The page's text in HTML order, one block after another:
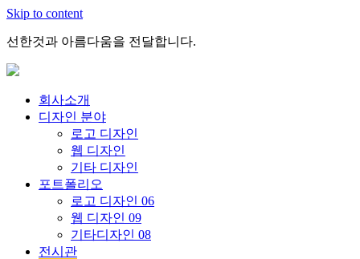
Skip to content
선한것과 아름다움을 전달합니다.
회사소개
디자인 분야
로고 디자인
웹 디자인
기타 디자인
포트폴리오
로고 디자인 06
웹 디자인 09
기타디자인 08
전시관